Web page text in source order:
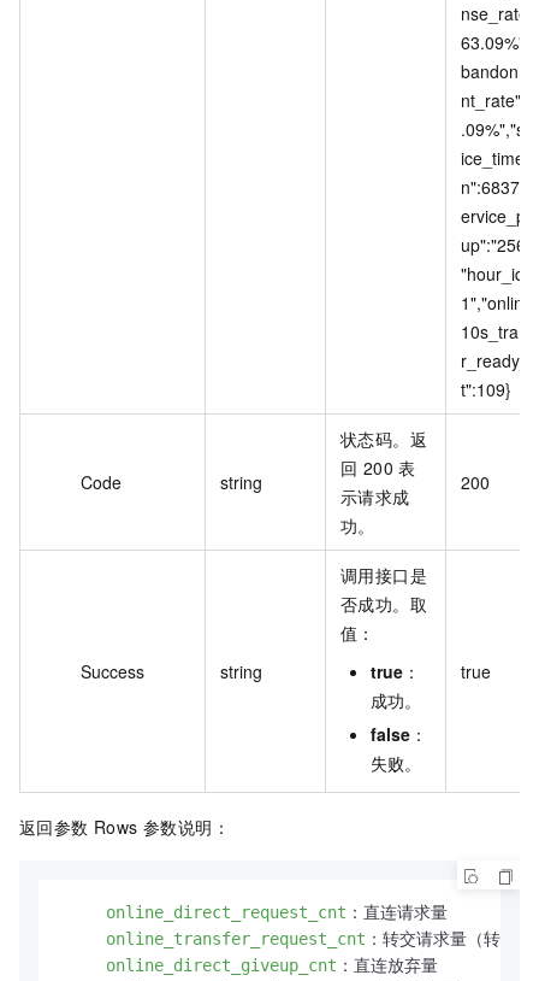
t":109}
Code string
状态码。返
回 200 表
示请求成
功。
200
Success string
调用接口是
否成功。取
值：
true ：
成功。
false ：
失败。
true
返回参数 Rows 参数说明：
online_direct_request_cnt ：直连请求量
online_transfer_request_cnt ：转交请求量（转交
online_direct_giveup_cnt ：直连放弃量